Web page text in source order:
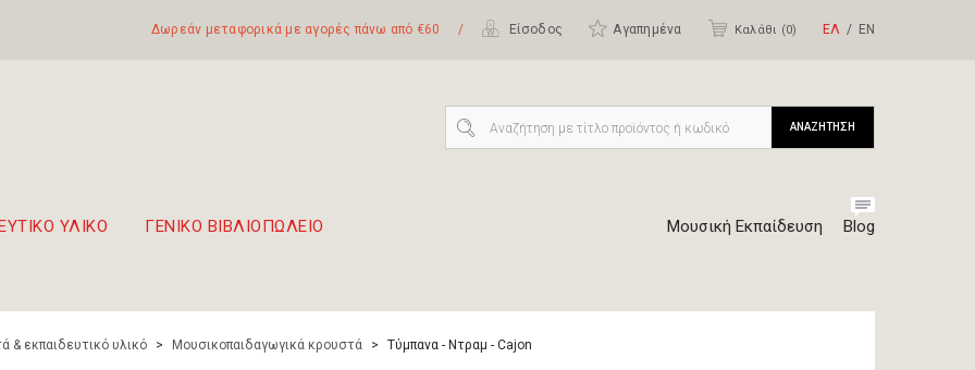
Δωρεάν μεταφορικά με αγορές πάνω από €60 / Είσοδος Αγαπημένα Καλάθι (0) ΕΛ ΕΝ
ΥΛΙΚΟ ΓΕΝΙΚΟ ΒΙΒΛΙΟΠΩΛΕΙΟ Μουσική Εκπαίδευση Blog
ΑΝΑΖΗΤΗΣΗ
& εκπαιδευτικό υλικό > Μουσικοπαιδαγωγικά κρουστά > Τύμπανα - Ντραμ - Cajon